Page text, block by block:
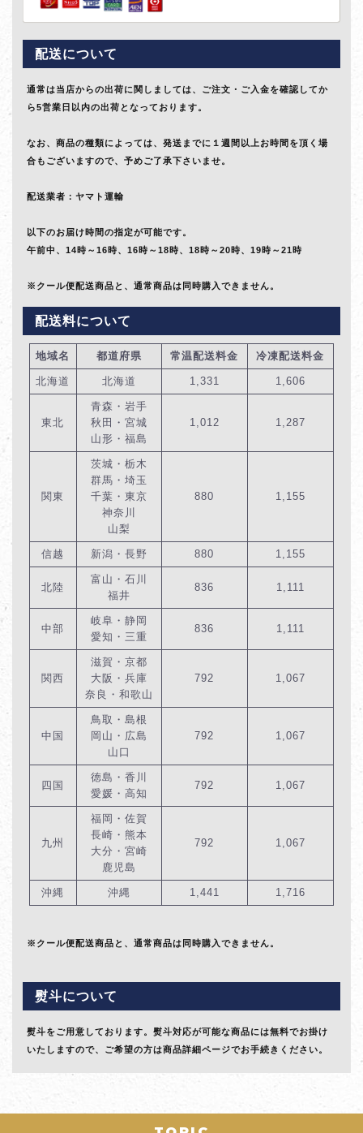
配送について
通常は当店からの出荷に関しましては、ご注文・ご入金を確認してか
ら5営業日以内の出荷となっております。
なお、商品の種類によっては、発送までに１週間以上お時間を頂く場
合もございますので、予めご了承下さいませ。
配送業者：ヤマト運輸
以下のお届け時間の指定が可能です。
午前中、14時～16時、16時～18時、18時～20時、19時～21時
※クール便配送商品と、通常商品は同時購入できません。
配送料について
地域名 都道府県 常温配送料金 冷凍配送料金
北海道 北海道 1,331 1,606
東北
青森・岩手
秋田・宮城
山形・福島
1,012 1,287
関東
茨城・栃木
群馬・埼玉
千葉・東京
神奈川
山梨
880 1,155
信越 新潟・長野 880 1,155
北陸
富山・石川
福井
836 1,111
中部
岐阜・静岡
愛知・三重
836 1,111
関西
滋賀・京都
大阪・兵庫
奈良・和歌山
792 1,067
中国
鳥取・島根
岡山・広島
山口
792 1,067
四国
徳島・香川
愛媛・高知
792 1,067
九州
福岡・佐賀
長崎・熊本
大分・宮崎
鹿児島
792 1,067
沖縄 沖縄 1,441 1,716
※クール便配送商品と、通常商品は同時購入できません。
熨斗について
熨斗をご用意しております。熨斗対応が可能な商品には無料でお掛け
いたしますので、ご希望の方は商品詳細ページでお手続きください。